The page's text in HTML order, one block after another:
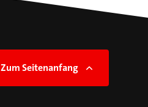
Zum Seitenanfang